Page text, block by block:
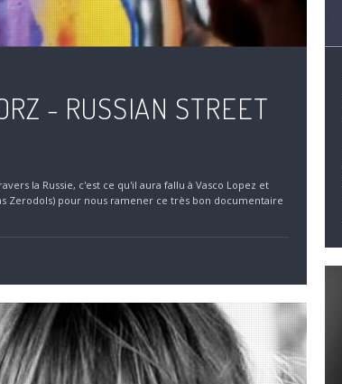
- RUSSIAN STREET
la Russie, c'est ce qu'il aura fallu à Vasco Lopez et
Zerodols) pour nous ramener ce très bon documentaire